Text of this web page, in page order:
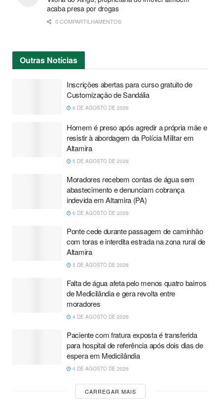
acaba presa por drogas
0 COMPARTILHAMENTOS
Outras Notícias
Inscrições abertas para curso gratuito de
Customização de Sandália
6 DE AGOSTO DE 2026
Homem é preso após agredir a própria mãe e
resistir à abordagem da Polícia Militar em
Altamira
5 DE AGOSTO DE 2026
Moradores recebem contas de água sem
abastecimento e denunciam cobrança
indevida em Altamira (PA)
6 DE AGOSTO DE 2026
Ponte cede durante passagem de caminhão
com toras e interdita estrada na zona rural de
Altamira
5 DE AGOSTO DE 2026
Falta de água afeta pelo menos quatro bairros
de Medicilândia e gera revolta entre
moradores
4 DE AGOSTO DE 2026
Paciente com fratura exposta é transferida
para hospital de referência após dois dias de
espera em Medicilândia
4 DE AGOSTO DE 2026
CARREGAR MAIS